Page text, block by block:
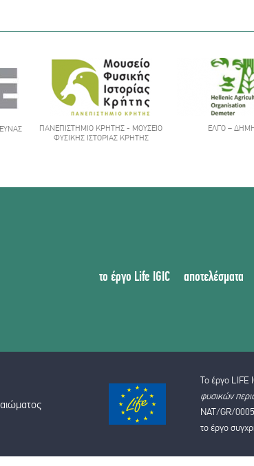
ΠΑΝΕΠΙΣΤΉΜΙΟ ΚΡΉΤΗΣ - ΜΟΥΣΕΊΟ
ΦΥΣΙΚΉΣ ΙΣΤΟΡΊΑΣ ΚΡΉΤΗΣ
ΕΛΓΟ –
το έργο Life IGIC αποτελέσματα
Το έργο LIFE
φυσικών
NAT/GR/
το έργο